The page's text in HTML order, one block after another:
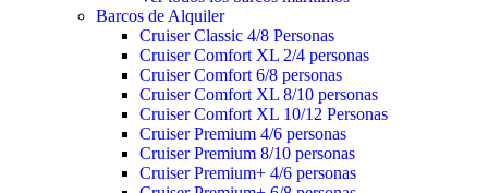
Barcos de Alquiler
Cruiser Classic 4/8 Personas
Cruiser Comfort XL 2/4 personas
Cruiser Comfort 6/8 personas
Cruiser Comfort XL 8/10 personas
Cruiser Comfort XL 10/12 Personas
Cruiser Premium 4/6 personas
Cruiser Premium 8/10 personas
Cruiser Premium+ 4/6 personas